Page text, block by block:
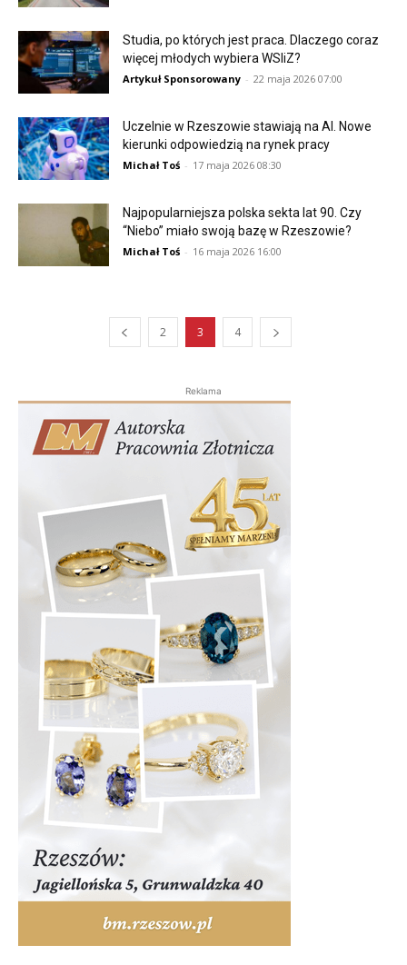
Studia, po których jest praca. Dlaczego coraz
więcej młodych wybiera WSIiZ?
Artykuł Sponsorowany - 22 maja 2026 07:00
Uczelnie w Rzeszowie stawiają na AI. Nowe
kierunki odpowiedzią na rynek pracy
Michał Toś - 17 maja 2026 08:30
Najpopularniejsza polska sekta lat 90. Czy
“Niebo” miało swoją bazę w Rzeszowie?
Michał Toś - 16 maja 2026 16:00
2 3 4
Reklama